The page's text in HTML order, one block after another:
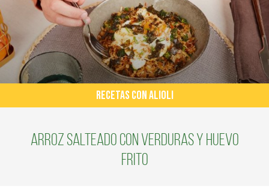
RECETAS CON ALIOLI
Arroz Salteado con Verduras y Huevo
Frito